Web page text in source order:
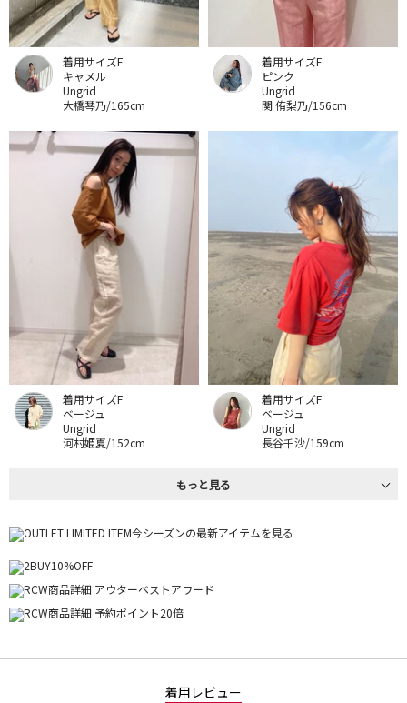
着用サイズF
キャメル
Ungrid
大橋琴乃/165cm
着用サイズF
ピンク
Ungrid
関 侑梨乃/156cm
着用サイズF
ベージュ
Ungrid
河村姫夏/152cm
着用サイズF
ベージュ
Ungrid
長谷千沙/159cm
もっと見る
着用レビュー